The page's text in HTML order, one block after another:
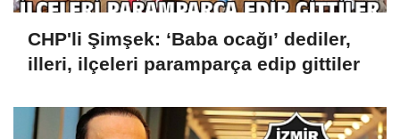
CHP'li Şimşek: ‘Baba ocağı’ dediler,
illeri, ilçeleri paramparça edip gittiler